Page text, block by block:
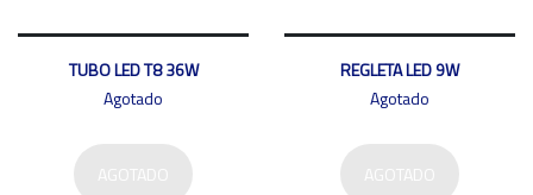
TUBO LED T8 36W
Agotado
REGLETA LED 9W
Agotado